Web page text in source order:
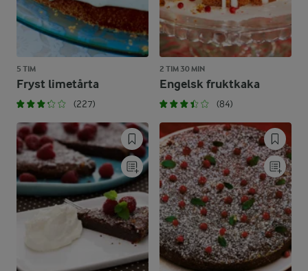
5 TIM
Fryst limetårta
(227)
2 TIM 30 MIN
Engelsk fruktkaka
(84)